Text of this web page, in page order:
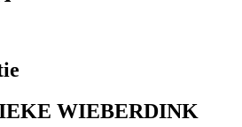
WIEBERDINK